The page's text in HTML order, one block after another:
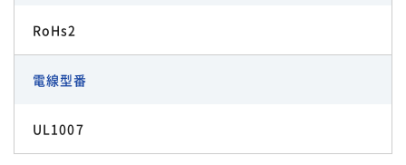
RoHs2
電線型番
UL1007